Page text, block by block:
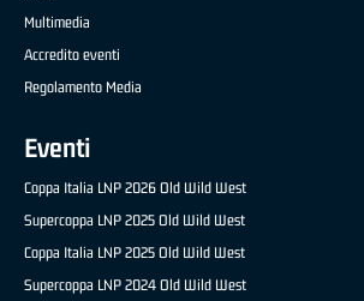
Multimedia
Accredito eventi
Regolamento Media
Eventi
Coppa Italia LNP 2026 Old Wild West
Supercoppa LNP 2025 Old Wild West
Coppa Italia LNP 2025 Old Wild West
Supercoppa LNP 2024 Old Wild West